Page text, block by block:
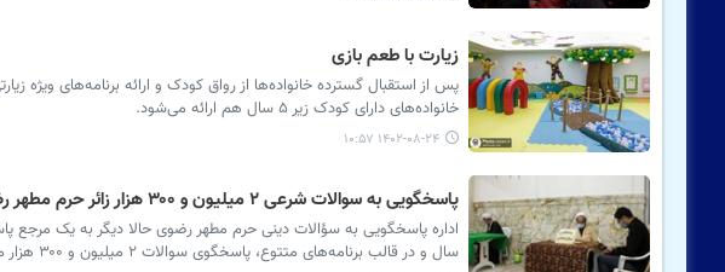
زیارت با طعم بازی
خانواده‌های دارای کودک زیر ۵ سال هم ارائه می‌شود.
۱۴۰۲-۰۸-۲۴ ۱۰:۵۷
پاسخگویی به سوالات شرعی ۲ میلیون و ۳۰۰ هزار زائر حرم مطهر رضوی
اداره پاسخگویی به سؤالات دینی حرم مطهر رضوی حالا دیگر به یک مرجع
سال و در قالب برنامه‌های متتوع، پاسخگوی سوالات ۲ میلیون و ۳۰۰ هزار مخاطب هستند.